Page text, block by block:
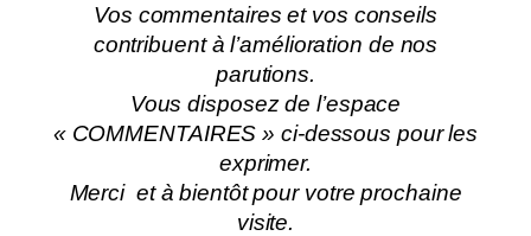
Vos commentaires et vos conseils
contribuent à l’amélioration de nos
parutions.
Vous disposez de l’espace
« COMMENTAIRES » ci-dessous pour les
exprimer.
Merci et à bientôt pour votre prochaine
visite.